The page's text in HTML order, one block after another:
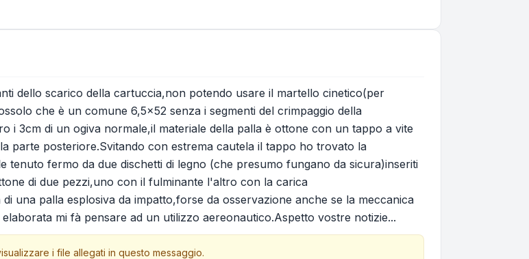
dello scarico della cartuccia,non potendo usare il martello cinetico(per
che è un comune 6,5x52 senza i segmenti del crimpaggio della
i 3cm di un ogiva normale,il materiale della palla è ottone con un tappo a vite
parte posteriore.Svitando con estrema cautela il tappo ho trovato la
tenuto fermo da due dischetti di legno (che presumo fungano da sicura)inseriti
di due pezzi,uno con il fulminante l'altro con la carica
una palla esplosiva da impatto,forse da osservazione anche se la meccanica
mi fà pensare ad un utilizzo aereonautico.Aspetto vostre notizie...
i file allegati in questo messaggio.